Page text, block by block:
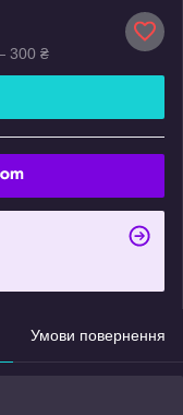
300 ₴
Умови повернення